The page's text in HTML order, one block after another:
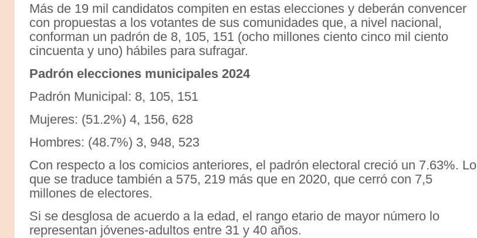
Más de 19 mil candidatos compiten en estas elecciones y deberán convencer
con propuestas a los votantes de sus comunidades que, a nivel nacional,
conforman un padrón de 8, 105, 151 (ocho millones ciento cinco mil ciento
cincuenta y uno) hábiles para sufragar.
Padrón elecciones municipales 2024
Padrón Municipal: 8, 105, 151
Mujeres: (51.2%) 4, 156, 628
Hombres: (48.7%) 3, 948, 523
Con respecto a los comicios anteriores, el padrón electoral creció un 7.63%. Lo
que se traduce también a 575, 219 más que en 2020, que cerró con 7,5
millones de electores.
Si se desglosa de acuerdo a la edad, el rango etario de mayor número lo
representan jóvenes-adultos entre 31 y 40 años.